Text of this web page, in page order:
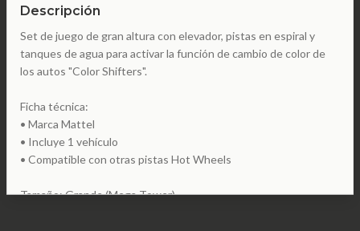
Descripción
Set de juego de gran altura con elevador, pistas en espiral y
tanques de agua para activar la función de cambio de color de
los autos "Color Shifters".
Ficha técnica:
• Marca Mattel
• Incluye 1 vehículo
• Compatible con otras pistas Hot Wheels
Tamaño: Grande (Mega Tower).